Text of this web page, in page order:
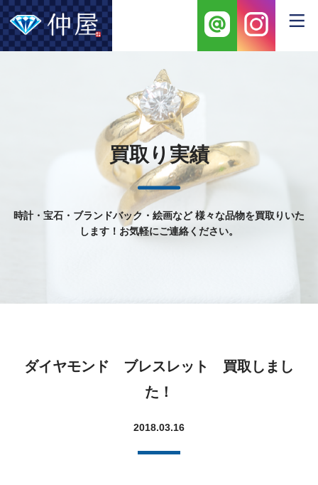
買取り実績
時計・宝石・ブランドバック・絵画など様々な品物を買取りいた
します！お気軽にご連絡ください。
ダイヤモンド ブレスレット 買取しまし
た！
2018.03.16